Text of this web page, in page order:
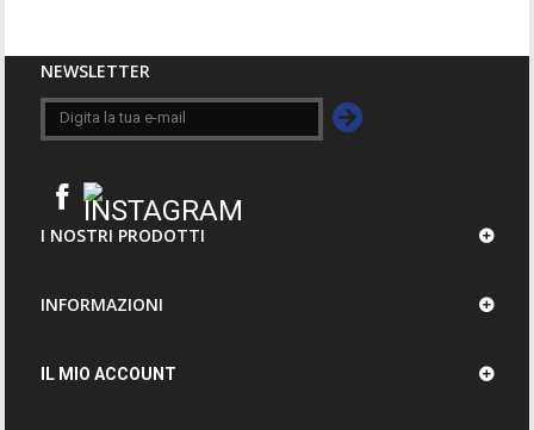
NEWSLETTER
I NOSTRI PRODOTTI
INFORMAZIONI
IL MIO ACCOUNT